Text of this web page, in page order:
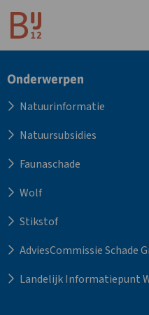
Homepagina
Site
Onderwerpen
Natuurinformatie
Natuursubsidies
Faunaschade
Wolf
Stikstof
AdviesCommissie Schade
Landelijk Informatiepunt